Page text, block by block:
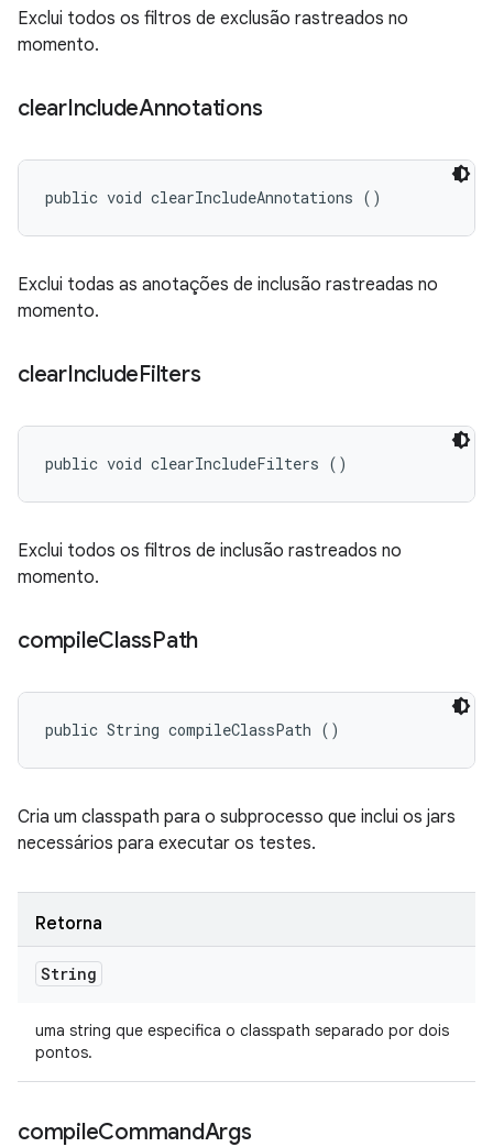
Exclui todos os filtros de exclusão rastreados no
momento.
clearIncludeAnnotations
public void clearIncludeAnnotations ()
Exclui todas as anotações de inclusão rastreadas no
momento.
clearIncludeFilters
public void clearIncludeFilters ()
Exclui todos os filtros de inclusão rastreados no
momento.
compileClassPath
public String compileClassPath ()
Cria um classpath para o subprocesso que inclui os jars
necessários para executar os testes.
Retorna
String
uma string que especifica o classpath separado por dois
pontos.
compileCommandArgs